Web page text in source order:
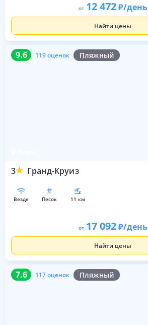
от 12 472 /день
Найти цены
9.6 119 оценок Пляжный
3 Гранд-Круиз
9.6 119 оценок
везде песок 11 км
от 17 092 /день
Найти цены
7.6 117 оценок Пляжный
7.6 117 оценок